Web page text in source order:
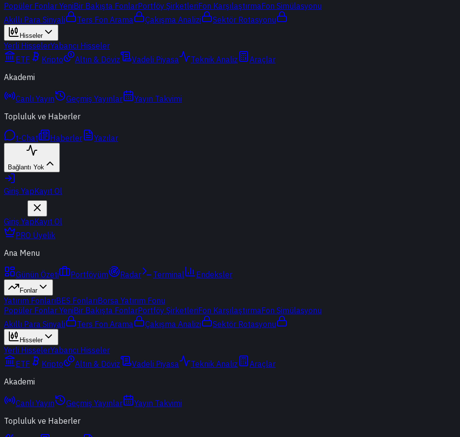
Popüler Fonlar YeniBir Bakışta FonlarPortföy ŞirketleriFon KarşılaştırmaFon Simülasyonu
Akıllı Para Sinyali
Ters Fon Arama Çakışma Analizi Sektör Rotasyonu
Hisseler
Yerli HisselerYabancı Hisseler
ETF
Kripto Altın & Döviz Vadeli Piyasa Teknik Analiz
Araçlar
Akademi
Canlı Yayın Geçmiş Yayınlar
Yayın Takvimi
Topluluk ve Haberler
t-Chat Haberler Yazılar
Bağlantı Yok
Giriş YapKayıt Ol
Giriş YapKayıt Ol
PRO Üyelik
Ana Menu
Günün Özeti Portföyüm Radar Terminal Endeksler
Fonlar
Yatırım FonlarıBES FonlarıBorsa Yatırım Fonu
Popüler Fonlar YeniBir Bakışta FonlarPortföy ŞirketleriFon KarşılaştırmaFon Simülasyonu
Akıllı Para Sinyali
Ters Fon Arama Çakışma Analizi Sektör Rotasyonu
Hisseler
Yerli HisselerYabancı Hisseler
ETF
Kripto Altın & Döviz Vadeli Piyasa Teknik Analiz
Araçlar
Akademi
Canlı Yayın Geçmiş Yayınlar
Yayın Takvimi
Topluluk ve Haberler